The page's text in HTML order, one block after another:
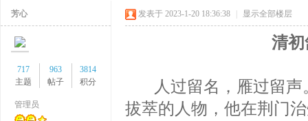
芳心
717
主题
963
帖子
3814
积分
管理员
发表于 2023-1-20 18:36:38 显示全部楼层
清
人过留名，雁过留声
拔萃的人物，他在荆门